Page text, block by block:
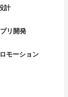
計
リ開発
モーション